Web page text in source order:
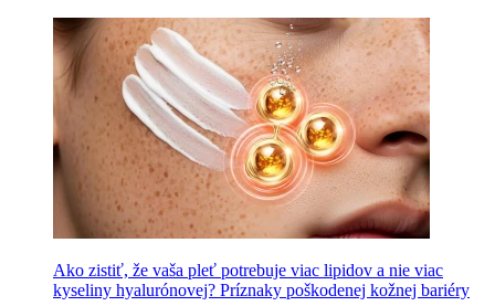
Ako zistiť, že vaša pleť potrebuje viac lipidov a nie viac
kyseliny hyalurónovej? Príznaky poškodenej kožnej bariéry